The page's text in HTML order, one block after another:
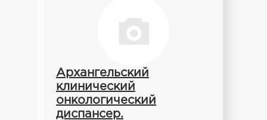
Архангельский
клинический
онкологический
диспансер.